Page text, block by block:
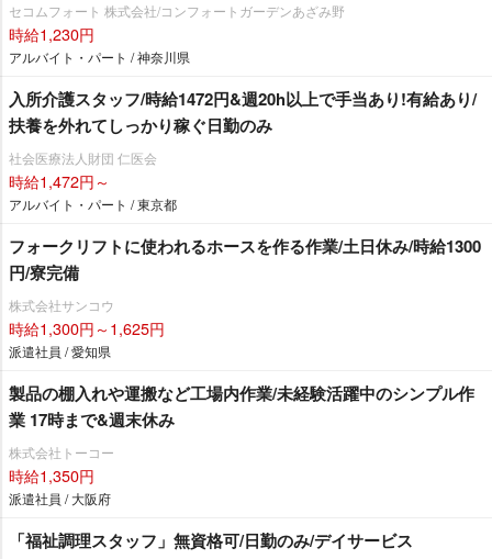
セコムフォート 株式会社/コンフォートガーデンあざみ野
時給1,230円
アルバイト・パート / 神奈川県
入所介護スタッフ/時給1472円&週20h以上で手当あり!有給あり/
扶養を外れてしっかり稼ぐ日勤のみ
社会医療法人財団 仁医会
時給1,472円～
アルバイト・パート / 東京都
フォークリフトに使われるホースを作る作業/土日休み/時給1300
円/寮完備
株式会社サンコウ
時給1,300円～1,625円
派遣社員 / 愛知県
製品の棚入れや運搬など工場内作業/未経験活躍中のシンプル作
業 17時まで&週末休み
株式会社トーコー
時給1,350円
派遣社員 / 大阪府
「福祉調理スタッフ」無資格可/日勤のみ/デイサービス